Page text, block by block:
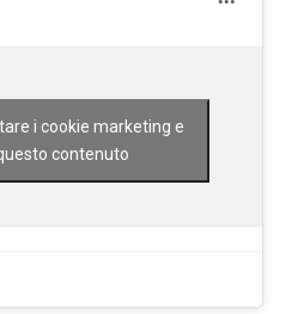
i cookie marketing e
contenuto